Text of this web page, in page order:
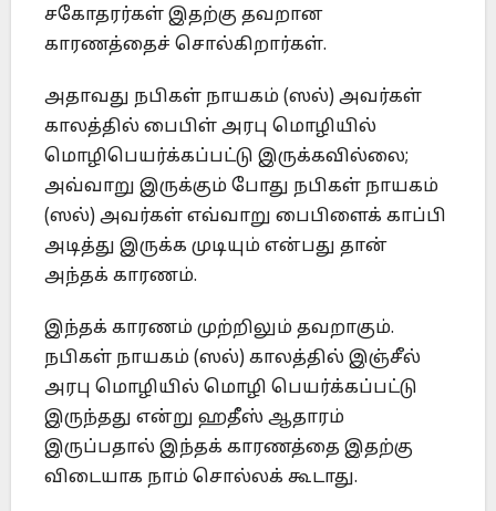
சகோதரர்கள் இதற்கு தவறான
காரணத்தைச் சொல்கிறார்கள்.
அதாவது நபிகள் நாயகம் (ஸல்) அவர்கள்
காலத்தில் பைபிள் அரபு மொழியில்
மொழிபெயர்க்கப்பட்டு இருக்கவில்லை;
அவ்வாறு இருக்கும் போது நபிகள் நாயகம்
(ஸல்) அவர்கள் எவ்வாறு பைபிளைக் காப்பி
அடித்து இருக்க முடியும் என்பது தான்
அந்தக் காரணம்.
இந்தக் காரணம் முற்றிலும் தவறாகும்.
நபிகள் நாயகம் (ஸல்) காலத்தில் இஞ்சீல்
அரபு மொழியில் மொழி பெயர்க்கப்பட்டு
இருந்தது என்று ஹதீஸ் ஆதாரம்
இருப்பதால் இந்தக் காரணத்தை இதற்கு
விடையாக நாம் சொல்லக் கூடாது.